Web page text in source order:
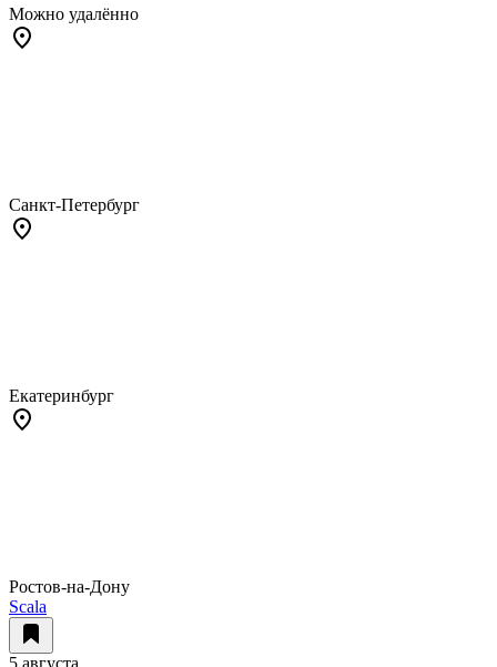
Можно удалённо
Санкт-Петербург
Екатеринбург
Ростов-на-Дону
Scala
5 августа